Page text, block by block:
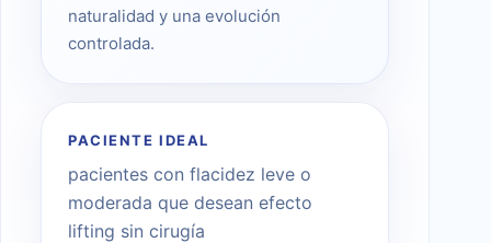
naturalidad y una evolución
controlada.
PACIENTE IDEAL
pacientes con flacidez leve o
moderada que desean efecto
lifting sin cirugía